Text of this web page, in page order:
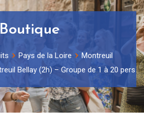
Boutique
Pays de la Loire
Montreuil
Bellay (2h) – Groupe de 1 à 20 pers